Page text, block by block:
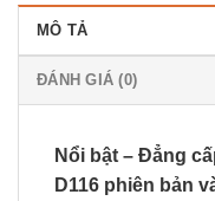
MÔ TẢ
ĐÁNH GIÁ (0)
Nổi bật – Đẳng
D116 phiên bản